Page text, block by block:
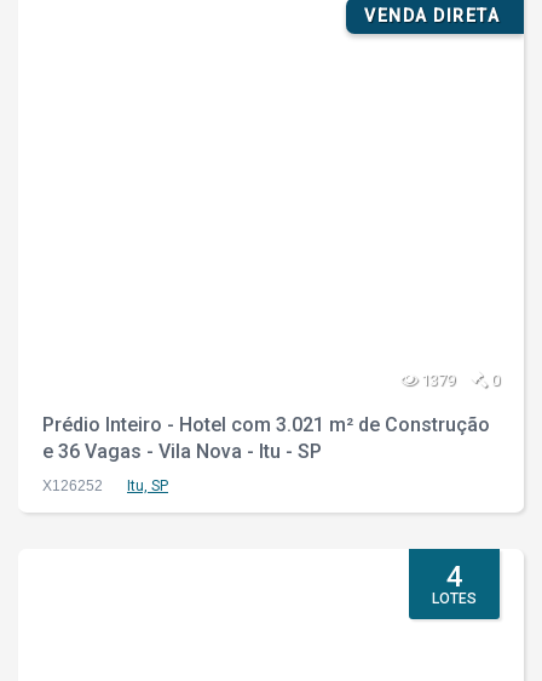
VENDA DIRETA
1379 0
Prédio Inteiro - Hotel com 3.021 m² de Construção
e 36 Vagas - Vila Nova - Itu - SP
X126252 Itu, SP
4
LOTES